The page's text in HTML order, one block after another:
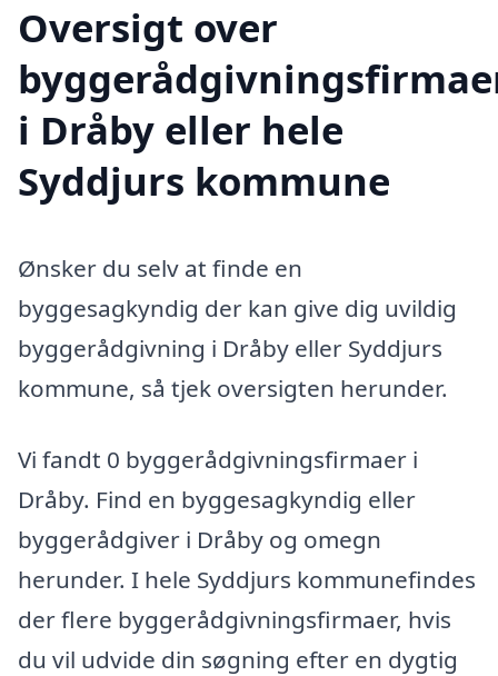
Oversigt over
i Dråby eller hele
Syddjurs kommune
Ønsker du selv at finde en
byggesagkyndig der kan give dig uvildig
byggerådgivning i Dråby eller Syddjurs
kommune, så tjek oversigten herunder.
Vi fandt 0 byggerådgivningsfirmaer i
Dråby. Find en byggesagkyndig eller
byggerådgiver i Dråby og omegn
herunder. I hele Syddjurs kommunefindes
der flere byggerådgivningsfirmaer, hvis
du vil udvide din søgning efter en dygtig